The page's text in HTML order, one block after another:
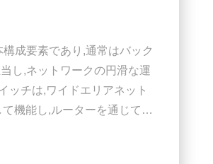
成要素であり,通常はバック
し,ネットワークの円滑な運
ッチは,ワイドエリアネット
機能し,ルーターを通じてサ
,コアレイヤスイッチは大